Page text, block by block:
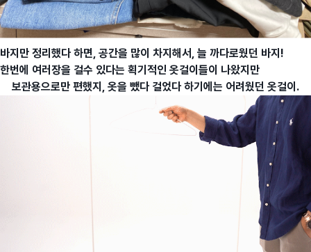
바지만 정리했다 하면, 공간을 많이 차지해서, 늘 까다로웠던 바지!
한번에 여러장을 걸수 있다는 획기적인 옷걸이들이 나왔지만
보관용으로만 편했지, 옷을 뺐다 걸었다 하기에는 어려웠던 옷걸이.